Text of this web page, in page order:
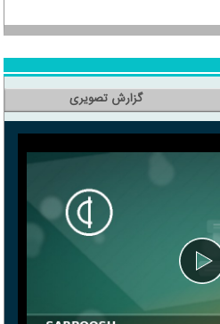
گزارش تصویری